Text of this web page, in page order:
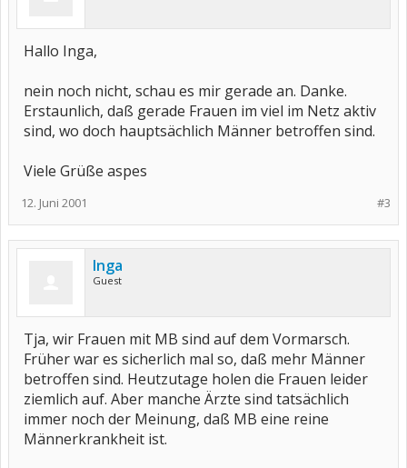
Hallo Inga,
nein noch nicht, schau es mir gerade an. Danke.
Erstaunlich, daß gerade Frauen im viel im Netz aktiv
sind, wo doch hauptsächlich Männer betroffen sind.
Viele Grüße aspes
#3
12. Juni 2001
Inga
Guest
Tja, wir Frauen mit MB sind auf dem Vormarsch.
Früher war es sicherlich mal so, daß mehr Männer
betroffen sind. Heutzutage holen die Frauen leider
ziemlich auf. Aber manche Ärzte sind tatsächlich
immer noch der Meinung, daß MB eine reine
Männerkrankheit ist.